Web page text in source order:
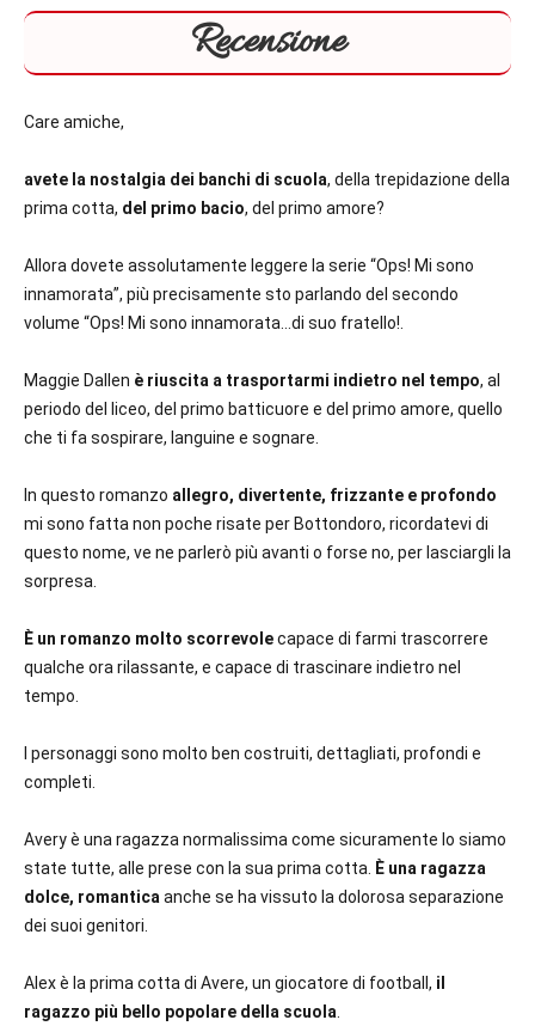
Recensione
Care amiche,
avete la nostalgia dei banchi di scuola, della trepidazione della
prima cotta, del primo bacio, del primo amore?
Allora dovete assolutamente leggere la serie “Ops! Mi sono
innamorata”, più precisamente sto parlando del secondo
volume “Ops! Mi sono innamorata…di suo fratello!.
Maggie Dallen è riuscita a trasportarmi indietro nel tempo, al
periodo del liceo, del primo batticuore e del primo amore, quello
che ti fa sospirare, languine e sognare.
In questo romanzo allegro, divertente, frizzante e profondo
mi sono fatta non poche risate per Bottondoro, ricordatevi di
questo nome, ve ne parlerò più avanti o forse no, per lasciargli la
sorpresa.
È un romanzo molto scorrevolecapace di farmi trascorrere
qualche ora rilassante, e capace di trascinare indietro nel
tempo.
I personaggi sono molto ben costruiti, dettagliati, profondi e
completi.
Avery è una ragazza normalissima come sicuramente lo siamo
state tutte, alle prese con la sua prima cotta. È una ragazza
dolce, romanticaanche se ha vissuto la dolorosa separazione
dei suoi genitori.
Alex è la prima cotta di Avere, un giocatore di football, il
ragazzo più bello popolare della scuola.